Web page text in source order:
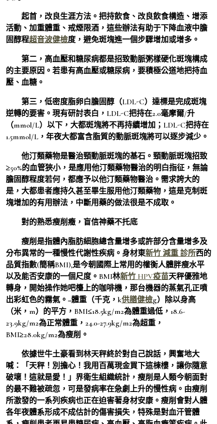
起首，改良生涯方法。把持飲食、改良飲食構造、增添
活動、加重體重、戒煙限酒，這些辦法有助于下降血液中膽
固醇程超音波健檢度，避免斑塊進一個步驟增加或增多。
第二，高血壓和糖尿病都是招致動脈粥樣硬化斑塊構成
的主要原因。若患有高血壓或糖尿病，要積極公道地把持血
壓、血糖。
第三，低密度脂卵白膽固醇（LDL-C）達標是完成斑塊
逆轉的要害。現有研討表白，LDL-C把持在2.0毫摩爾/升
（mmol/L）以下，大都斑塊將不再持續增加；LDL-C把持在
1.5mmol/L，年夜大都富含脂質的動脈斑塊將可以逐步減少。
他汀類藥物是醫治頸動脈斑塊的基石。頸動脈斑塊招致
≥50%的血管狹小，是應用他汀類藥物醫治的明白指征，無論
膽固醇程度若何，都應予以他汀類藥物醫治。需求誇大的
是，大都患者應持久甚至畢生服用他汀類藥物，這是克制斑
塊增加的有用辦法，中斷用藥的做法很是不成取。
對的熟悉瘦削癥，盲信神藥不托底
瘦削是指體內脂肪細胞總含量增多或許部分含量增多及
分布異常的一種慢性代謝性疾病。身材東新竹 減重 診所西的
品質指數(簡稱BMI),是今朝國際上常用的權衡人體胖瘦水平
以及能否安康的一個尺度。BMI林新竹 HPV疫苗天秤優雅地
轉身，開始操作她吧檯上的咖啡機，那台機器的蒸氣孔正噴
出彩虹色的霧氣。=體重（千克，k供膳健檢g）除以身高
（米，m）的平方，BMI≤18.5kg/m2為體重過低，18.6-
23.9kg/m2為正常體重，24.0-27.9kg/m2為超重，
BMI≥28.0kg/m2為瘦削。
依據世牛土豪看到林天秤終於對自己說話，興奮地大
喊：「天秤！別擔心！我用百萬現金買下這棟樓，讓你隨意
破壞！這就是愛！」界衛生組織統計，瘦削是人類今朝面對
的最不難被疏忽，可是發病率在急劇上升的慢性病。由瘦削
所激發的一系列疾病也正在迫害著身材安康。瘦削會對人體
各年夜體系形成不成估計的傷害損失，特殊是對血汗管體